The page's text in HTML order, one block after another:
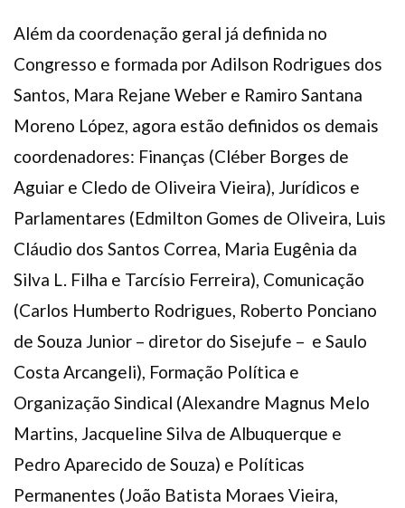
Além da coordenação geral já definida no
Congresso e formada por Adilson Rodrigues dos
Santos, Mara Rejane Weber e Ramiro Santana
Moreno López, agora estão definidos os demais
coordenadores: Finanças (Cléber Borges de
Aguiar e Cledo de Oliveira Vieira), Jurídicos e
Parlamentares (Edmilton Gomes de Oliveira, Luis
Cláudio dos Santos Correa, Maria Eugênia da
Silva L. Filha e Tarcísio Ferreira), Comunicação
(Carlos Humberto Rodrigues, Roberto Ponciano
de Souza Junior – diretor do Sisejufe – e Saulo
Costa Arcangeli), Formação Política e
Organização Sindical (Alexandre Magnus Melo
Martins, Jacqueline Silva de Albuquerque e
Pedro Aparecido de Souza) e Políticas
Permanentes (João Batista Moraes Vieira,